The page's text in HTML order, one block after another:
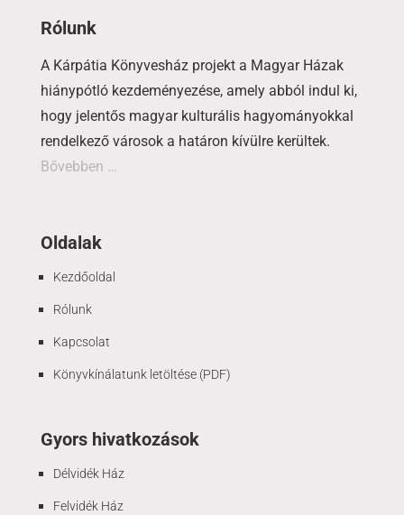
Rólunk
A Kárpátia Könyvesház projekt a Magyar Házak
hiánypótló kezdeményezése, amely abból indul ki,
hogy jelentős magyar kulturális hagyományokkal
rendelkező városok a határon kívülre kerültek.
Bővebben …
Oldalak
Kezdőoldal
Rólunk
Kapcsolat
Könyvkínálatunk letöltése (PDF)
Gyors hivatkozások
Délvidék Ház
Felvidék Ház